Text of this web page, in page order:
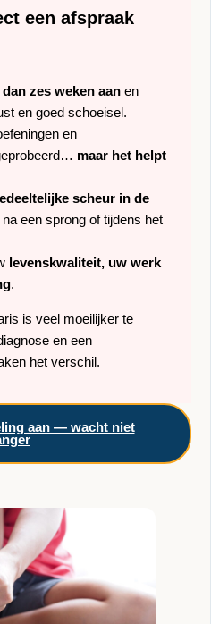
een afspraak
zes weken aanen
en goed schoeisel.
en
maar het helpt
scheur in de
een sprong of tijdens het
levenskwaliteit, uw werk
.
is veel moeilijker te
en een
het verschil.
aan — wacht niet